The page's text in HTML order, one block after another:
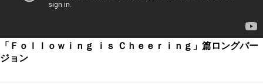
「Ｆｏｌｌｏｗｉｎｇ ｉｓ Ｃｈｅｅｒｉｎｇ」篇ロングバー
ジョン